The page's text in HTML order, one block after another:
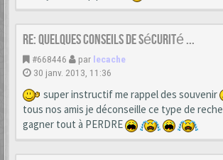
Re: Quelques conseils de sécurité ...
#668446 par lecache
30 janv. 2013, 11:36
super instructif me rappel des souvenir
tous nos amis je déconseille ce type de
gagner tout à PERDRE